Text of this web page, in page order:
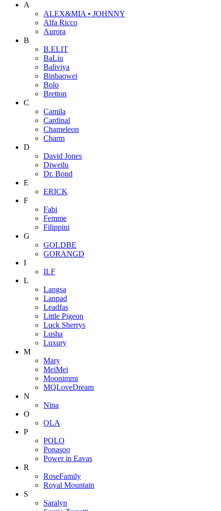
A
ALEX&MIA • JOHNNY
Alfa Ricco
Aurora
B
B.ELIT
BaLiu
Baliviya
Binbaowei
Bolo
Bretton
C
Camila
Cardinal
Chameleon
Charm
D
David Jones
Diweilu
Dr. Bond
E
ERICK
F
Fabi
Femme
Filippini
G
GOLDBE
GORANGD
I
ILF
L
Langsa
Lanpad
Leadfas
Little Pigeon
Luck Sherrys
Lusha
Luxury
M
Mary
MeiMei
Moonimmi
MQLoveDream
N
Nina
O
OLA
P
POLO
Ponasoo
Power in Eavas
R
RoseFamily
Royal Mountain
S
Saralyn